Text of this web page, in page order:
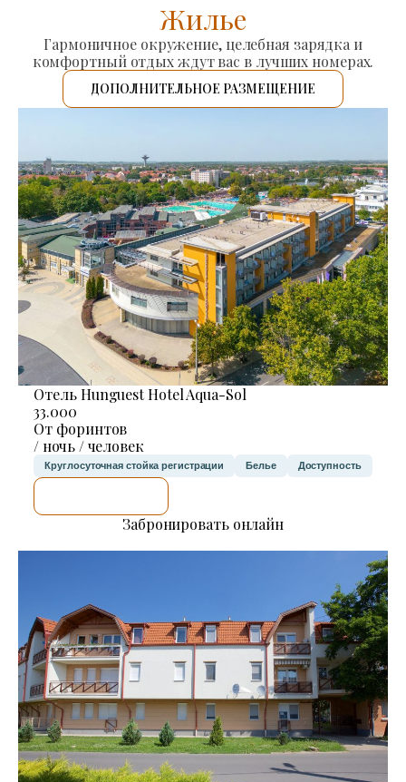
Жилье
Гармоничное окружение, целебная зарядка и
комфортный отдых ждут вас в лучших номерах.
ДОПОЛНИТЕЛЬНОЕ РАЗМЕЩЕНИЕ
Отель Hunguest Hotel Aqua-Sol
33.000
От форинтов
/ ночь / человек
Круглосуточная стойка регистрации Белье Доступность
Забронировать онлайн